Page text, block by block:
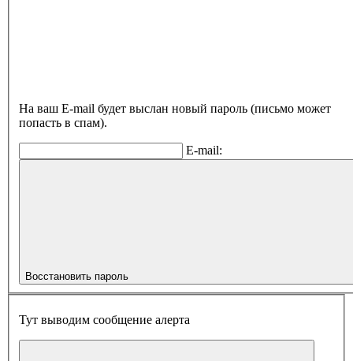
На ваш E-mail будет выслан новый пароль (письмо может
попасть в спам).
E-mail:
Восстановить пароль
Тут выводим сообщение алерта